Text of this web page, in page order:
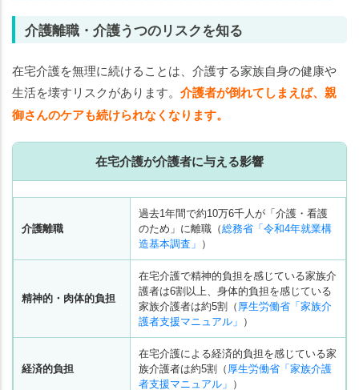
介護離職・介護うつのリスクを知る
在宅介護を無理に続けることは、介護する家族自身の健康や
生活を壊すリスクがあります。 介護者が倒れてしまえば、親
御さんのケアも続けられなくなります。
在宅介護が介護者に与える影響
介護離職
過去1年間で約10万6千人が「介護・看護
のため」に離職（総務省「令和4年就業構
造基本調査」 ）
精神的・肉体的負担
在宅介護で精神的負担を感じている家族介
護者は6割以上、身体的負担を感じている
家族介護者は約5割（ 厚生労働省「家族介
護者支援マニュアル」 ）
経済的負担
在宅介護による経済的負担を感じている家
族介護者は約5割（ 厚生労働省「家族介護
者支援マニュアル」 ）